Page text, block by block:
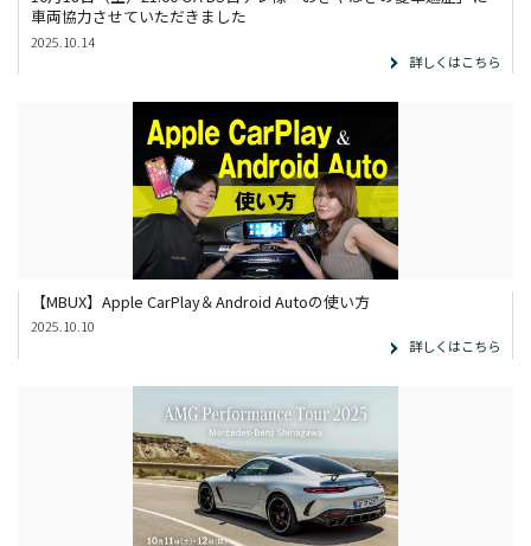
車両協力させていただきました
2025.10.14
詳しくはこちら
【MBUX】Apple CarPlay＆Android Autoの使い方
2025.10.10
詳しくはこちら